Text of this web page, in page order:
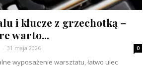
i klucze z grzechotką –
warto...
- 31 maja 2026 0
wyposażenie warsztatu, łatwo ulec